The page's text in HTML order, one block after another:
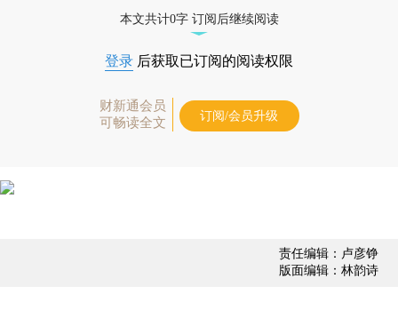
本文共计0字 订阅后继续阅读
登录 后获取已订阅的阅读权限
财新通会员
可畅读全文
订阅/会员升级
责任编辑：卢彦铮
版面编辑：林韵诗